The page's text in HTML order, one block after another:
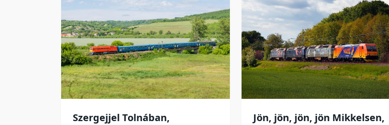
Szergejjel Tolnában,
Jön, jön, jön, jön Mikkelsen,